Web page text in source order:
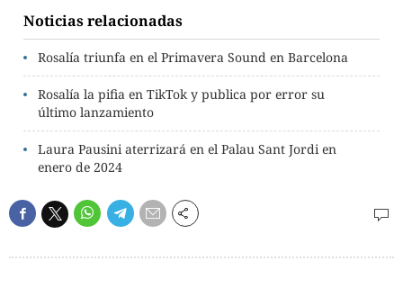
Noticias relacionadas
Rosalía triunfa en el Primavera Sound en Barcelona
Rosalía la pifia en TikTok y publica por error su
último lanzamiento
Laura Pausini aterrizará en el Palau Sant Jordi en
enero de 2024